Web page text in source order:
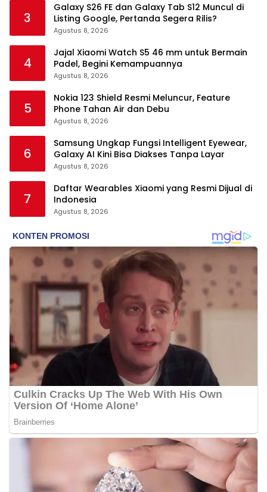
3
Galaxy S26 FE dan Galaxy Tab S12 Muncul di
Listing Google, Pertanda Segera Rilis?
Agustus 8, 2026
4
Jajal Xiaomi Watch S5 46 mm untuk Bermain
Padel, Begini Kemampuannya
Agustus 8, 2026
5
Nokia 123 Shield Resmi Meluncur, Feature
Phone Tahan Air dan Debu
Agustus 8, 2026
6
Samsung Ungkap Fungsi Intelligent Eyewear,
Galaxy AI Kini Bisa Diakses Tanpa Layar
Agustus 8, 2026
7
Daftar Wearables Xiaomi yang Resmi Dijual di
Indonesia
Agustus 8, 2026